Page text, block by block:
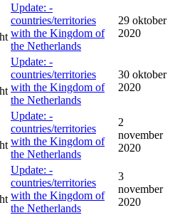
Update: -
countries/territories
with the Kingdom of
the Netherlands
29 oktober
2020
Update: -
countries/territories
with the Kingdom of
the Netherlands
30 oktober
2020
Update: -
countries/territories
with the Kingdom of
the Netherlands
2
november
2020
Update: -
countries/territories
with the Kingdom of
the Netherlands
3
november
2020